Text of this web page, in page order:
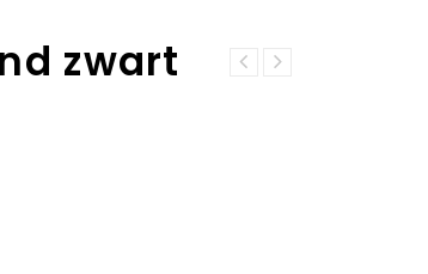
zwart